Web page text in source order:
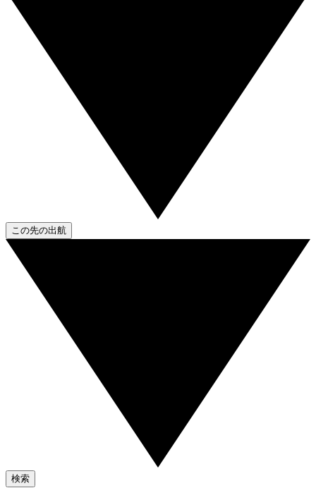
この先の出航
検索